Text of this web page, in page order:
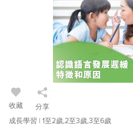
收藏
分享
成長學習 | 1至2歲,2至3歲,3至6歲